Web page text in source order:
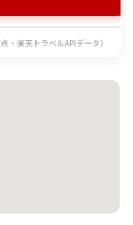
・楽天トラベルAPIデータ）